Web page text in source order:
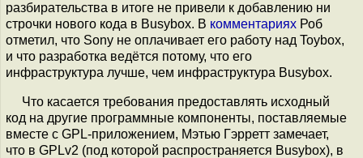
разбирательства в итоге не привели к добавлению ни
строчки нового кода в Busybox. В комментариях Роб
отметил, что Sony не оплачивает его работу над Toybox,
и что разработка ведётся потому, что его
инфраструктура лучше, чем инфраструктура Busybox.
Что касается требования предоставлять исходный
код на другие программные компоненты, поставляемые
вместе с GPL-приложением, Мэтью Гэрретт замечает,
что в GPLv2 (под которой распространяется Busybox), в